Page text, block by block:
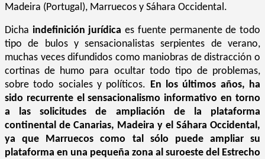
Madeira (Portugal), Marruecos y Sáhara Occidental.
Dicha indefinición jurídica es fuente permanente de todo
tipo de bulos y sensacionalistas serpientes de verano,
muchas veces difundidos como maniobras de distracción o
cortinas de humo para ocultar todo tipo de problemas,
sobre todo sociales y políticos. En los últimos años, ha
sido recurrente el sensacionalismo informativo en torno
a las solicitudes de ampliación de la plataforma
continental de Canarias, Madeira y el Sáhara Occidental,
ya que Marruecos como tal sólo puede ampliar su
plataforma en una pequeña zona al suroeste del Estrecho